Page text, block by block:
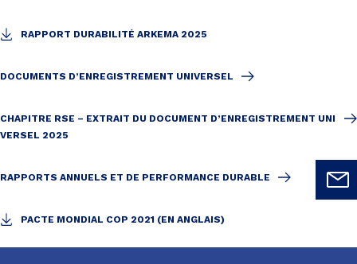
RAPPORT DURABILITÉ ARKEMA 2025
DOCUMENTS D’ENREGISTREMENT UNIVERSEL
CHAPITRE RSE – EXTRAIT DU DOCUMENT D’ENREGISTREMENT UNI
VERSEL 2025
RAPPORTS ANNUELS ET DE PERFORMANCE DURABLE
PACTE MONDIAL COP 2021 (EN ANGLAIS)